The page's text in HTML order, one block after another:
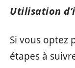
Utilisation
Si vous optez
étapes à